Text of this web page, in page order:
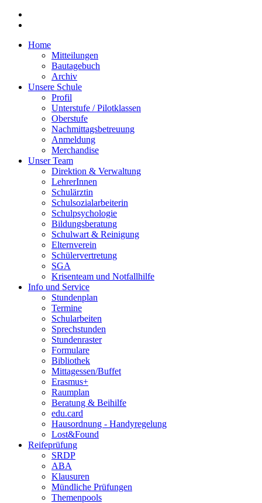
Home
Mitteilungen
Bautagebuch
Archiv
Unsere Schule
Profil
Unterstufe / Pilotklassen
Oberstufe
Nachmittagsbetreuung
Anmeldung
Merchandise
Unser Team
Direktion & Verwaltung
LehrerInnen
Schulärztin
Schulsozialarbeiterin
Schulpsychologie
Bildungsberatung
Schulwart & Reinigung
Elternverein
Schülervertretung
SGA
Krisenteam und Notfallhilfe
Info und Service
Stundenplan
Termine
Schularbeiten
Sprechstunden
Stundenraster
Formulare
Bibliothek
Mittagessen/Buffet
Erasmus+
Raumplan
Beratung & Beihilfe
edu.card
Hausordnung - Handyregelung
Lost&Found
Reifeprüfung
SRDP
ABA
Klausuren
Mündliche Prüfungen
Themenpools